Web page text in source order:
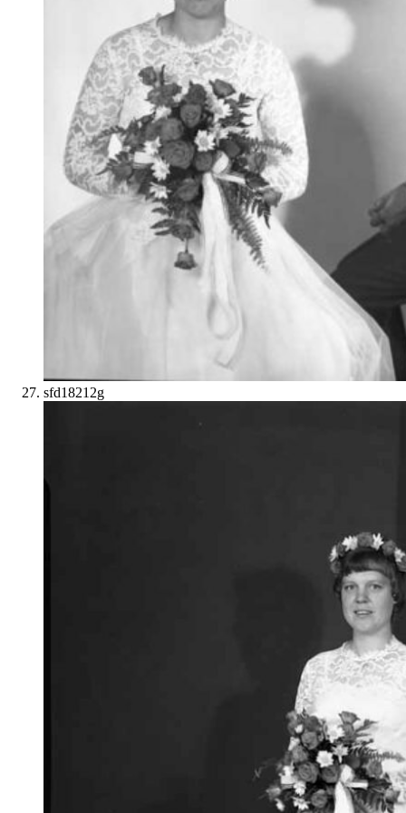
sfd18212g